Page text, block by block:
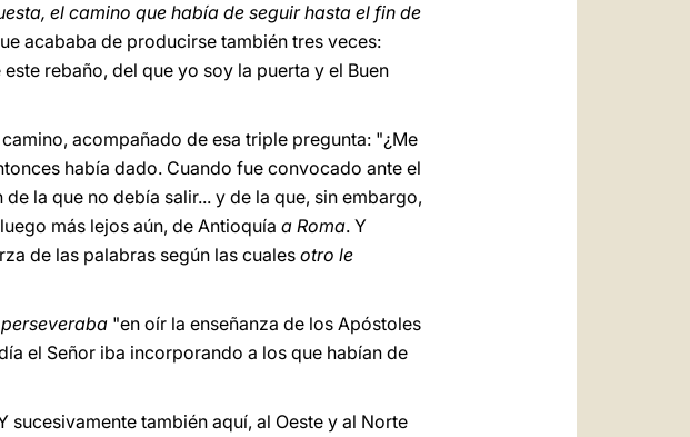
el camino que había de seguir hasta el fin de
acababa de producirse también tres veces:
rebaño, del que yo soy la puerta y el Buen
acompañado de esa triple pregunta: "¿Me
había dado. Cuando fue convocado ante el
la que no debía salir... y de la que, sin embargo,
más lejos aún, de Antioquía a Roma. Y
de las palabras según las cuales otro le
"en oír la enseñanza de los Apóstoles
el Señor iba incorporando a los que habían de
sucesivamente también aquí, al Oeste y al Norte